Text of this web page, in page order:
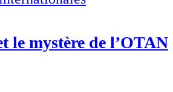
le mystère de l’OTAN